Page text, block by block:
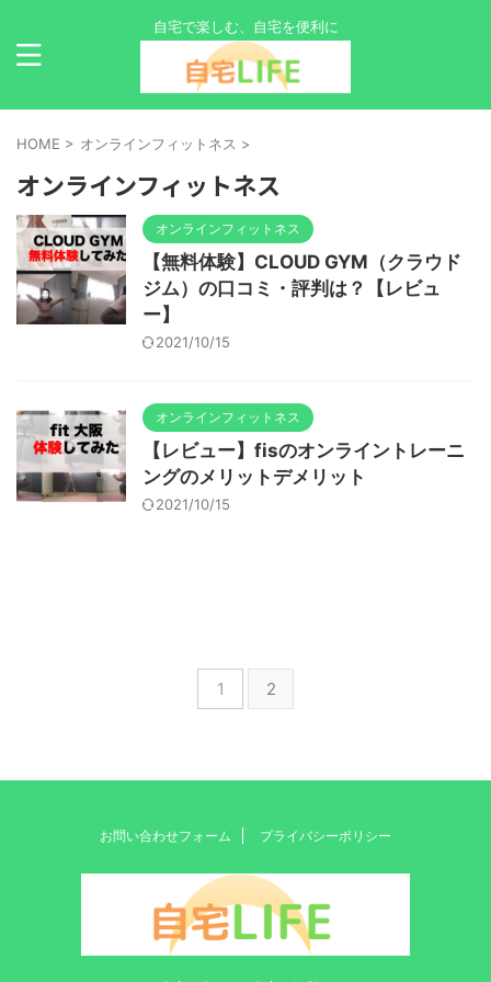
自宅で楽しむ、自宅を便利に
HOME > オンラインフィットネス >
オンラインフィットネス
オンラインフィットネス
【無料体験】CLOUD GYM（クラウド
ジム）の口コミ・評判は？【レビュ
ー】
2021/10/15
オンラインフィットネス
【レビュー】fisのオンライントレーニ
ングのメリットデメリット
2021/10/15
1 2
お問い合わせフォーム プライバシーポリシー